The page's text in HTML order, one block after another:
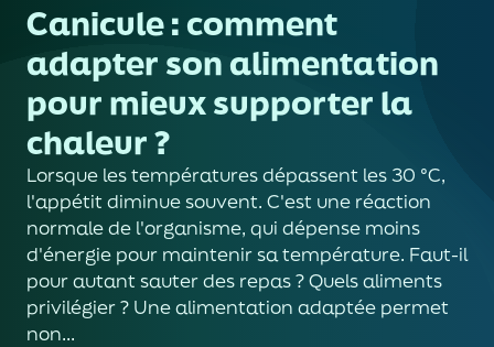
Canicule : comment
adapter son alimentation
pour mieux supporter la
chaleur ?
Lorsque les températures dépassent les 30 °C,
l'appétit diminue souvent. C'est une réaction
normale de l'organisme, qui dépense moins
d'énergie pour maintenir sa température. Faut-il
pour autant sauter des repas ? Quels aliments
privilégier ? Une alimentation adaptée permet
non...